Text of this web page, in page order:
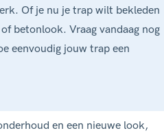
Of je nu je trap wilt bekleden
betonlook. Vraag vandaag nog
eenvoudig jouw trap een
en een nieuwe look,